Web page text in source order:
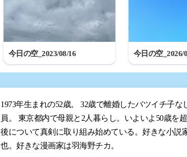
今日の空_2023/08/16 今日の空_2026/
1973年生まれの52歳。 32歳で離婚したバツイチ子な
員。 東京都内で母親と2人暮らし。いよいよ50歳を
後について真剣に取り組み始めている。好きな小説
也。好きな漫画家は羽海野チカ。